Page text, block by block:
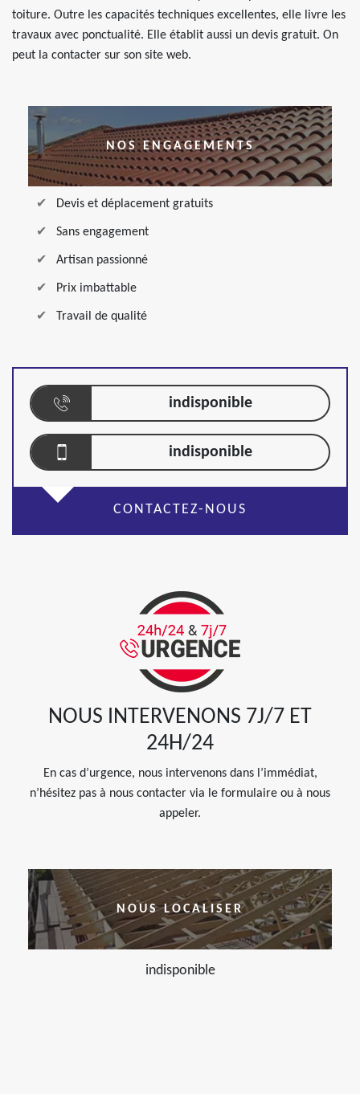
toiture. Outre les capacités techniques excellentes, elle livre les
travaux avec ponctualité. Elle établit aussi un devis gratuit. On
peut la contacter sur son site web.
NOS ENGAGEMENTS
Devis et déplacement gratuits
Sans engagement
Artisan passionné
Prix imbattable
Travail de qualité
indisponible
indisponible
CONTACTEZ-NOUS
NOUS INTERVENONS 7J/7 ET
24H/24
En cas d’urgence, nous intervenons dans l’immédiat,
n’hésitez pas à nous contacter via le formulaire ou à nous
appeler.
NOUS LOCALISER
indisponible